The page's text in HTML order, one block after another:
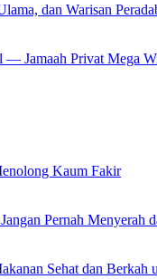
dan Warisan
— Jamaah Privat Mega
Kaum Fakir
Pernah Menyerah
Sehat dan Berkah